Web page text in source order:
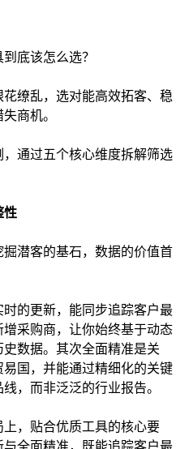
底该怎么选？
缭乱，选对能高效拓客、稳
商机。
通过五个核心维度拆解筛选
性
潜客的基石，数据的价值首
的更新，能同步追踪客户最
采购商，让你始终基于动态
数据。其次全面精准是关
国，并能通过精细化的关键
，而非泛泛的行业报告。
，贴合优质工具的核心要
全面精准，既能追踪客户最